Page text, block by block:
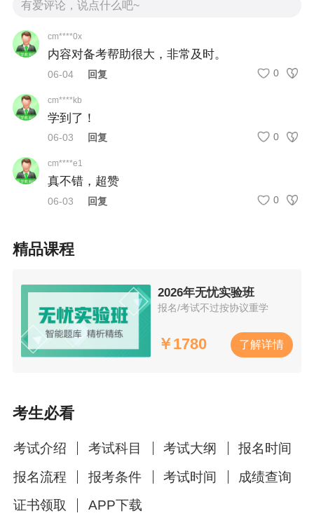
引发或加剧恶心感，尽量选择那些味道较为温和
的食物。
8. 保持良好的饮食习惯：定时定量进食，并且细
嚼慢咽，有助于减少胃肠道不适。
请记住，在进行任何饮食调整之前，请务必咨询
专业的医疗人员，确保所采取的方法适合自己的
具体情况。
cm****0x
内容对备考帮助很大，非常及时。
06-04 回复 0
cm****kb
学到了！
06-03 回复 0
cm****e1
真不错，超赞
06-03 回复 0
精品课程
2026年无忧实验班
报名/考试不过按协议重学
￥1780 了解详情
考生必看
考试介绍 考试科目 考试大纲
报名时间
报名流程
报考条件 考试时间
成绩查询
证书领取
APP下载